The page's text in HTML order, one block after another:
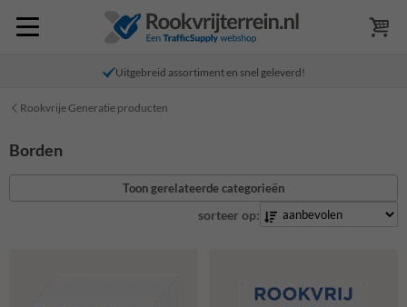
Uitgebreid assortiment en snel geleverd!
Rookvrije Generatie producten
Borden
Toon gerelateerde categorieën
sorteer op: